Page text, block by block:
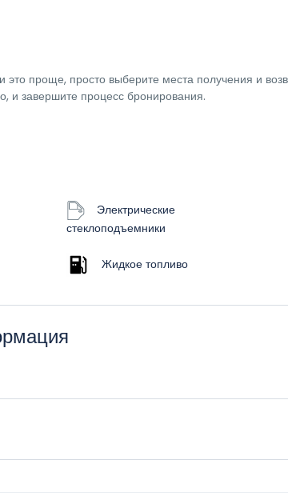
проще, просто выберите места получения и
и завершите процесс бронирования.
Электрические
стеклоподъемники
Жидкое топливо
в любое время забронировать и получить